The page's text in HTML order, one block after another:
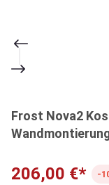
Frost Nova2
206,00 €* -